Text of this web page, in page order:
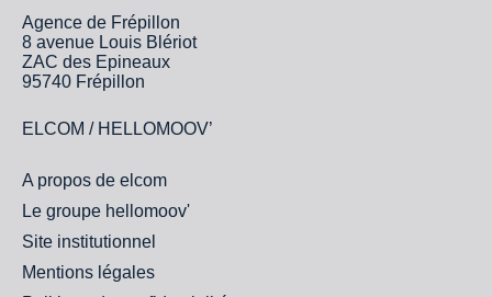
Agence de Frépillon
8 avenue Louis Blériot
ZAC des Epineaux
95740 Frépillon
ELCOM / HELLOMOOV’
A propos de elcom
Le groupe hellomoov'
Site institutionnel
Mentions légales